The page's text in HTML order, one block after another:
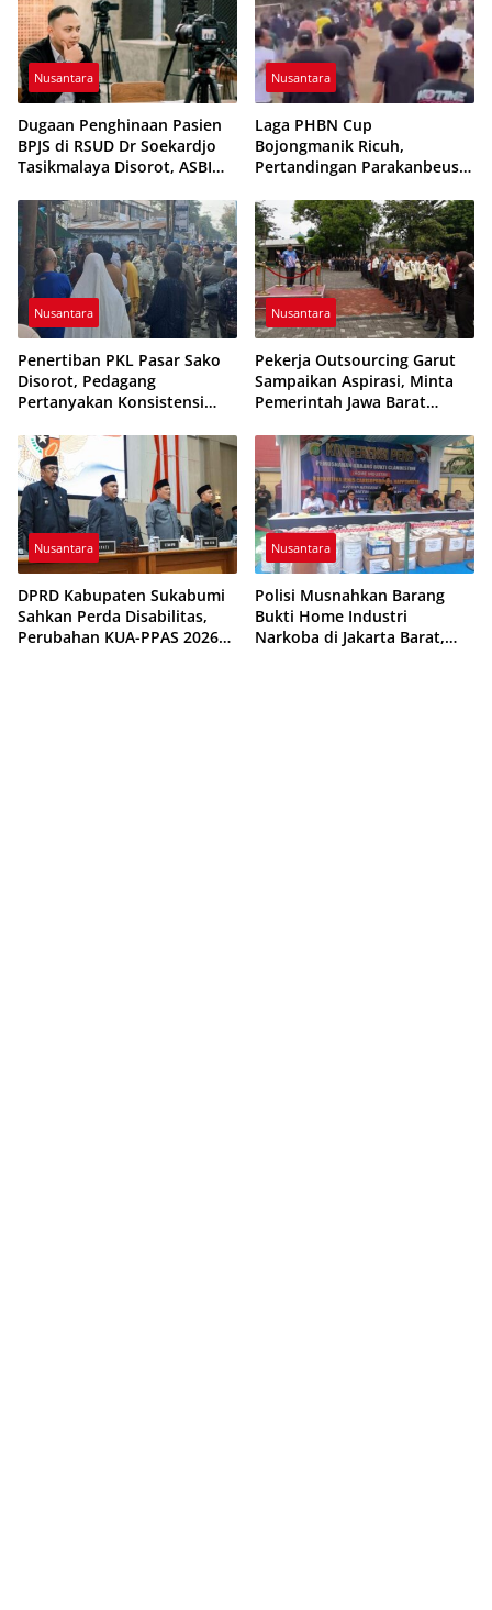
Nusantara
Dugaan Penghinaan Pasien
BPJS di RSUD Dr Soekardjo
Tasikmalaya Disorot, ASBI
Etika Pelayanan
Nusantara
Laga PHBN Cup
Bojongmanik Ricuh,
Pertandingan Parakanbeusi
Dihentikan
Nusantara
Penertiban PKL Pasar Sako
Disorot, Pedagang
Pertanyakan Konsistensi
Pungutan
Nusantara
Pekerja Outsourcing Garut
Sampaikan Aspirasi, Minta
Pemerintah Jawa Barat
Nusantara
DPRD Kabupaten Sukabumi
Sahkan Perda Disabilitas,
Perubahan KUA-PPAS 2026
Nusantara
Polisi Musnahkan Barang
Bukti Home Industri
Narkoba di Jakarta Barat,